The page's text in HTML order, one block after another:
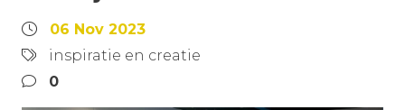
06 Nov 2023
inspiratie en creatie
0